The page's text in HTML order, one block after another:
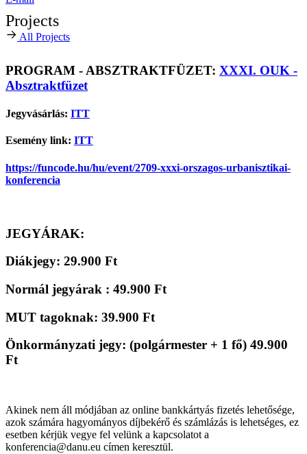
Projects
All Projects
PROGRAM - ABSZTRAKTFÜZET: XXXI. OUK -
Absztraktfüzet
Jegyvásárlás: ITT
Esemény link: ITT
https://funcode.hu/hu/event/2709-xxxi-orszagos-urbanisztikai-
konferencia
JEGYÁRAK:
Diákjegy: 29.900 Ft
Normál jegyárak : 49.900 Ft
MUT tagoknak: 39.900 Ft
Önkormányzati jegy: (polgármester + 1 fő) 49.900
Ft
Akinek nem áll módjában az online bankkártyás fizetés lehetősége,
azok számára hagyományos díjbekérő és számlázás is lehetséges, ez
esetben kérjük vegye fel velünk a kapcsolatot a
konferencia@danu.eu címen keresztül.